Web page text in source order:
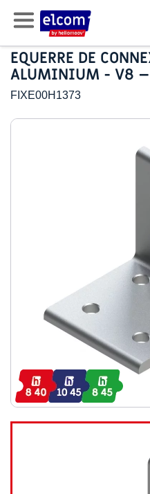
EQUERRE DE
ALUMINIUM - V8
FIXE00H1373